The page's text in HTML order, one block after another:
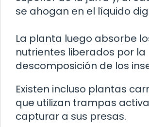
se ahogan en el líquido
La planta luego absorbe
nutrientes liberados por la
descomposición de los
Existen incluso plantas
que utilizan trampas
capturar a sus presas.